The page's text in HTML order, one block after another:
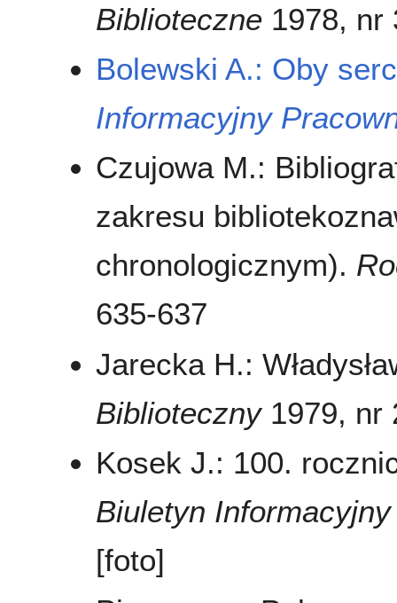
Biblioteczne 1978, nr
Bolewski A.: Oby
Informacyjny
Czujowa M.:
zakresu
chronologicznym).
635-637
Jarecka H.:
Biblioteczny1979, nr
Kosek J.: 100.
Biuletyn
[foto]